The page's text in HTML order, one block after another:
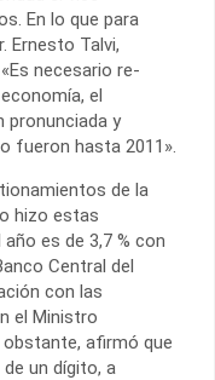
En lo que para
Ernesto Talvi,
necesario re-
el
pronunciada y
fueron hasta 2011».
de la
hizo estas
es de 3,7 % con
Central del
con las
el Ministro
afirmó que
un dígito, a